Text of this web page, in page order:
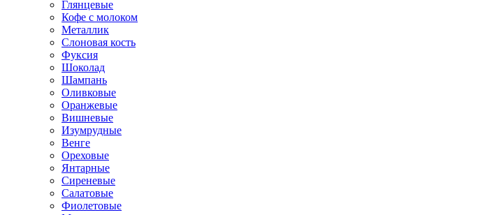
Глянцевые
Кофе с молоком
Металлик
Слоновая кость
Фуксия
Шоколад
Шампань
Оливковые
Оранжевые
Вишневые
Изумрудные
Венге
Ореховые
Янтарные
Сиреневые
Салатовые
Фиолетовые